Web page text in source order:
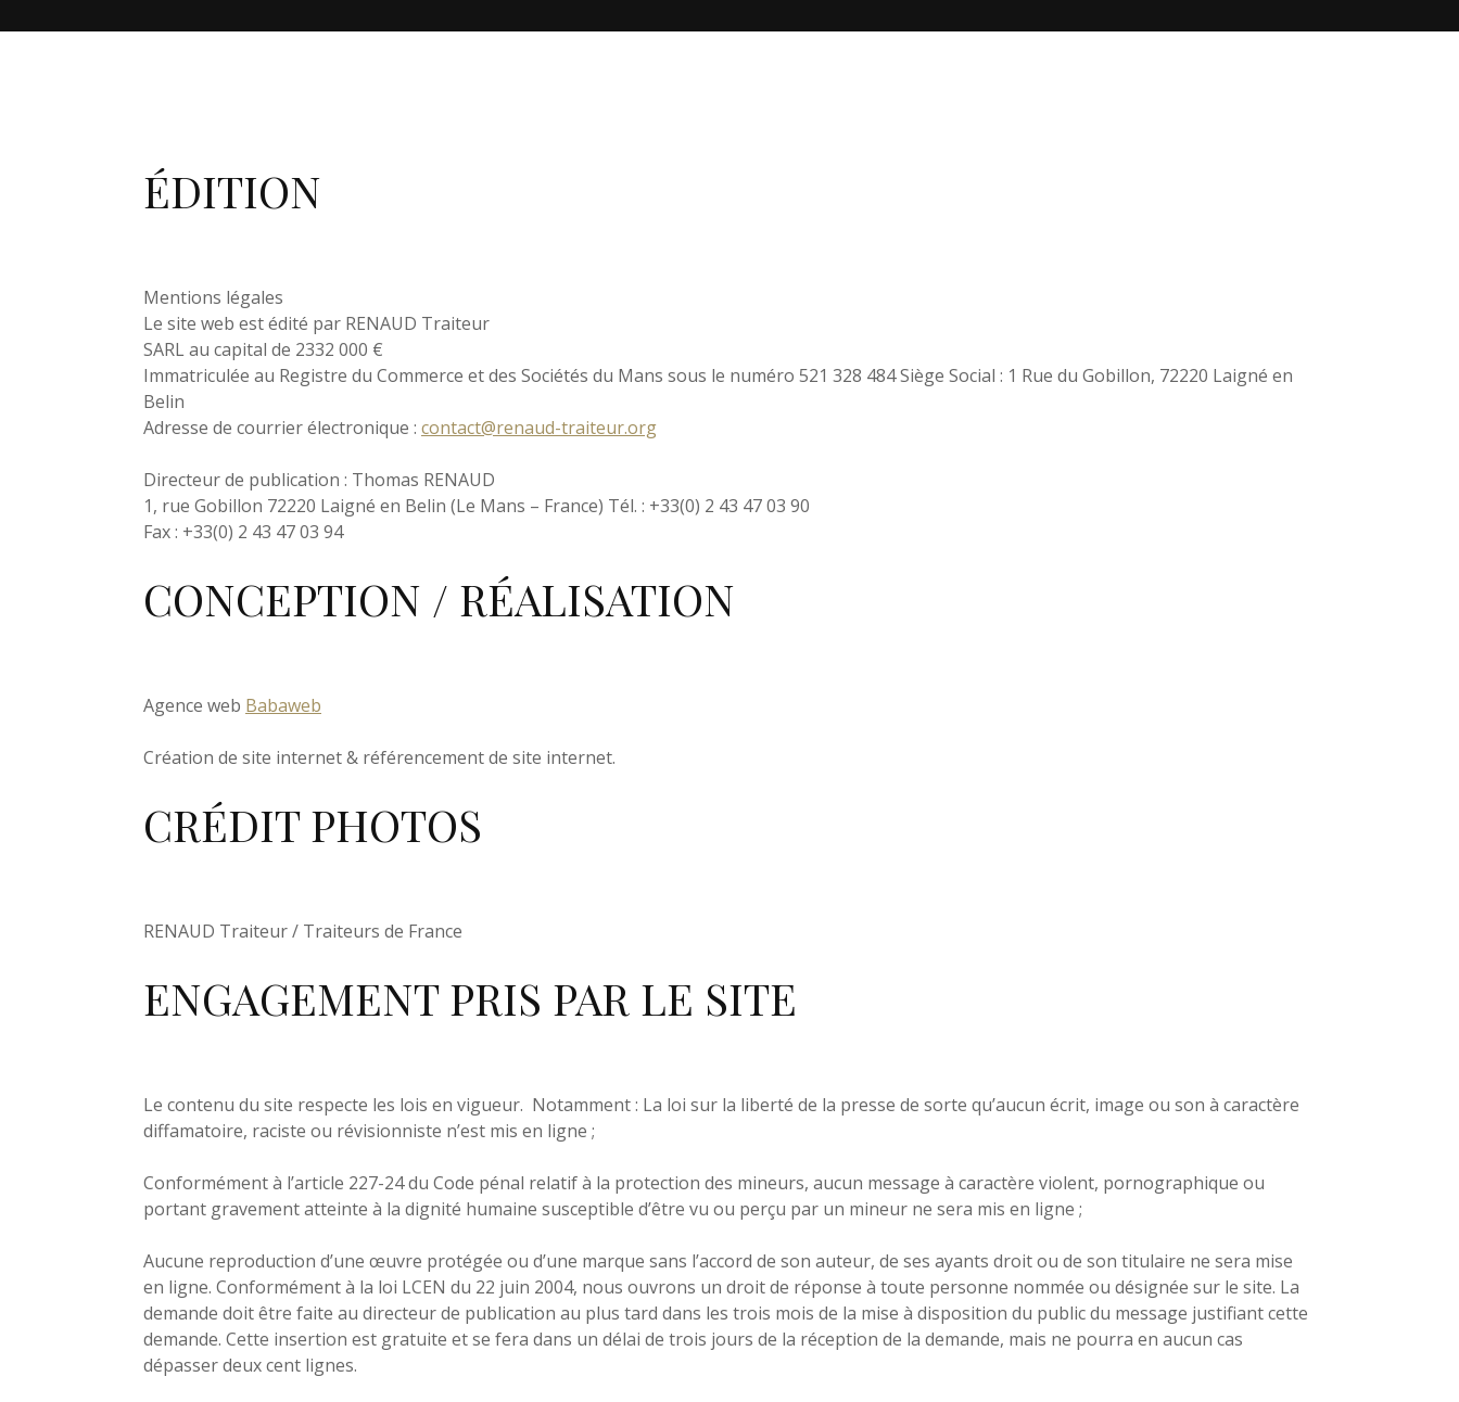
ÉDITION
Mentions légales
Le site web est édité par RENAUD Traiteur
SARL au capital de 2332 000 €
Immatriculée au Registre du Commerce et des Sociétés du Mans sous le numéro 521 328 484 Siège Social : 1 Rue du Gobillon, 72220 Laigné en
Belin
Adresse de courrier électronique : contact@renaud-traiteur.org
Directeur de publication : Thomas RENAUD
1, rue Gobillon 72220 Laigné en Belin (Le Mans – France) Tél. : +33(0) 2 43 47 03 90
Fax : +33(0) 2 43 47 03 94
CONCEPTION / RÉALISATION
Agence web Babaweb
Création de site internet & référencement de site internet.
CRÉDIT PHOTOS
RENAUD Traiteur / Traiteurs de France
ENGAGEMENT PRIS PAR LE SITE
Le contenu du site respecte les lois en vigueur. Notamment : La loi sur la liberté de la presse de sorte qu’aucun écrit, image ou son à caractère
diffamatoire, raciste ou révisionniste n’est mis en ligne ;
Conformément à l’article 227-24 du Code pénal relatif à la protection des mineurs, aucun message à caractère violent, pornographique ou
portant gravement atteinte à la dignité humaine susceptible d’être vu ou perçu par un mineur ne sera mis en ligne ;
Aucune reproduction d’une œuvre protégée ou d’une marque sans l’accord de son auteur, de ses ayants droit ou de son titulaire ne sera mise
en ligne. Conformément à la loi LCEN du 22 juin 2004, nous ouvrons un droit de réponse à toute personne nommée ou désignée sur le site. La
demande doit être faite au directeur de publication au plus tard dans les trois mois de la mise à disposition du public du message justifiant cette
demande. Cette insertion est gratuite et se fera dans un délai de trois jours de la réception de la demande, mais ne pourra en aucun cas
dépasser deux cent lignes.